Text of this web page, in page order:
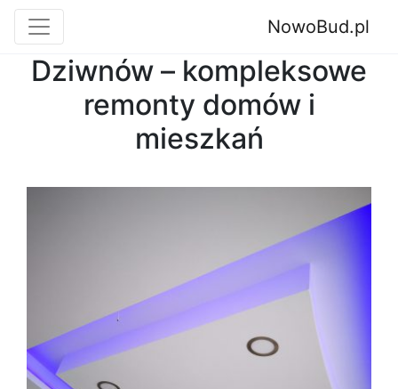
NowoBud.pl
Dziwnów – kompleksowe
remonty domów i
mieszkań